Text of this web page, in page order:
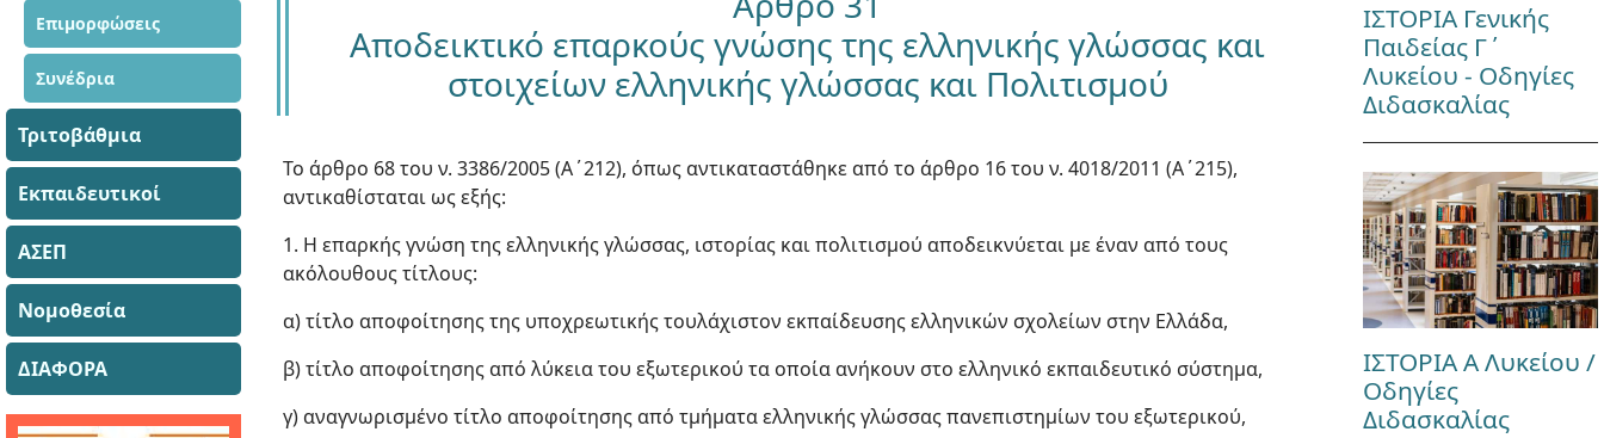
Επιμορφώσεις
Συνέδρια
Τριτοβάθμια
Εκπαιδευτικοί
ΑΣΕΠ
Νομοθεσία
ΔΙΑΦΟΡΑ
Αποδεικτικό επαρκούς γνώσης της ελληνικής γλώσσας και
στοιχείων ελληνικής γλώσσας και Πολιτισμού
Το άρθρο 68 του ν. 3386/2005 (Α΄212), όπως αντικαταστάθηκε από το άρθρο 16 του ν. 4018/2011 (Α΄215),
αντικαθίσταται ως εξής:
1. Η επαρκής γνώση της ελληνικής γλώσσας, ιστορίας και πολιτισμού αποδεικνύεται με έναν από τους
ακόλουθους τίτλους:
α) τίτλο αποφοίτησης της υποχρεωτικής τουλάχιστον εκπαίδευσης ελληνικών σχολείων στην Ελλάδα,
β) τίτλο αποφοίτησης από λύκεια του εξωτερικού τα οποία ανήκουν στο ελληνικό εκπαιδευτικό σύστημα,
γ) αναγνωρισμένο τίτλο αποφοίτησης από τμήματα ελληνικής γλώσσας πανεπιστημίων του εξωτερικού,
ΙΣΤΟΡΙΑ Γενικής
Παιδείας Γ΄
Λυκείου - Οδηγίες
Διδασκαλίας
ΙΣΤΟΡΙΑ Α Λυκείου /
Οδηγίες
Διδασκαλίας